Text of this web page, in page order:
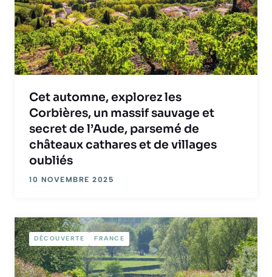
Cet automne, explorez les
Corbières, un massif sauvage et
secret de l’Aude, parsemé de
châteaux cathares et de villages
oubliés
10 NOVEMBRE 2025
DÉCOUVERTE FRANCE